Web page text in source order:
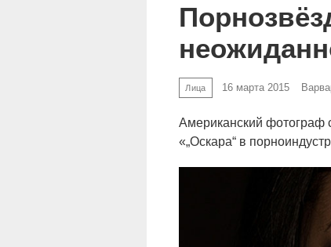
Лица 16 марта 2015
Американский фотограф
«„Оскара“ в